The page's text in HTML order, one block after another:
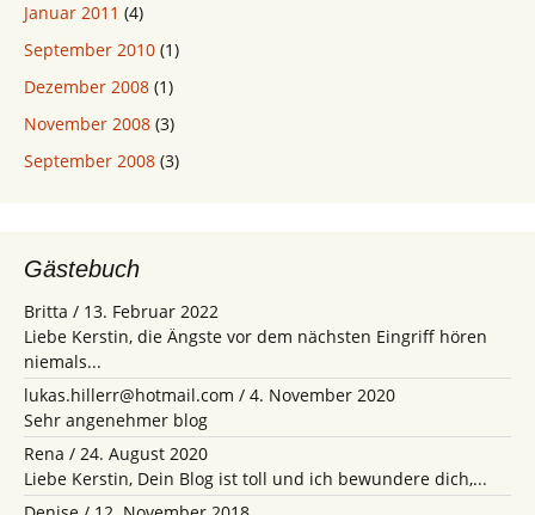
Januar 2011 (4)
September 2010 (1)
Dezember 2008 (1)
November 2008 (3)
September 2008 (3)
Gästebuch
Britta / 13. Februar 2022
Liebe Kerstin, die Ängste vor dem nächsten Eingriff hören
niemals...
lukas.hillerr@hotmail.com / 4. November 2020
Sehr angenehmer blog
Rena / 24. August 2020
Liebe Kerstin, Dein Blog ist toll und ich bewundere dich,...